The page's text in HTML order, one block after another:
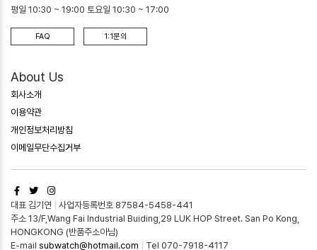
평일 10:30 ~ 19:00 토요일 10:30 ~ 17:00
FAQ 1:1문의
About Us
회사소개
이용약관
개인정보처리방침
이메일무단수집거부
대표 김기연
사업자등록번호 87584-5458-441
주소 13/F,Wang Fai Industrial Buiding,29 LUK HOP Street. San Po Kong,
HONGKONG (반품주소아님)
E-mail subwatch@hotmail.com Tel 070-7918-4117